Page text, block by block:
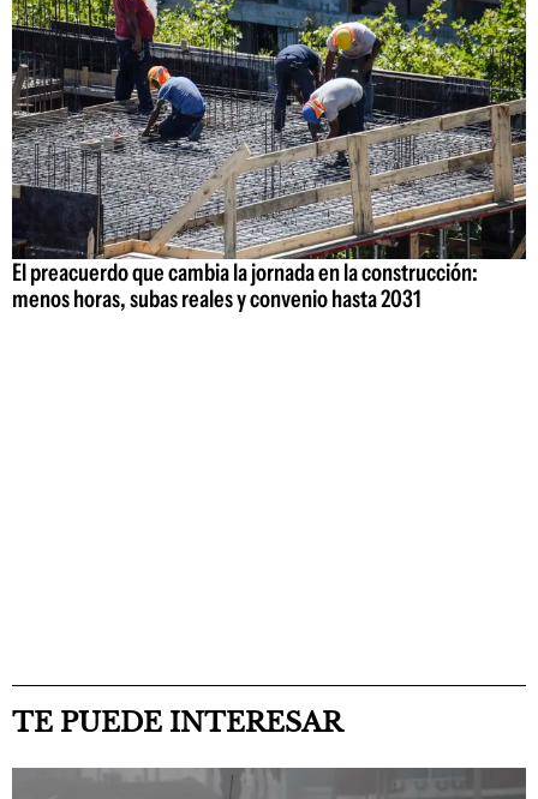
El preacuerdo que cambia la jornada en la construcción:
menos horas, subas reales y convenio hasta 2031
TE PUEDE INTERESAR